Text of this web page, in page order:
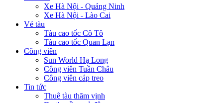
Xe Hà Nội - Quảng Ninh
Xe Hà Nội - Lào Cai
Vé tàu
Tàu cao tốc Cô Tô
Tàu cao tốc Quan Lạn
Công viên
Sun World Hạ Long
Công viên Tuần Châu
Công viên cáp treo
Tin tức
Thuê tàu thăm vịnh